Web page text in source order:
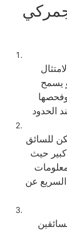
يسمح
للسائق
كبير حيث
السريع عن